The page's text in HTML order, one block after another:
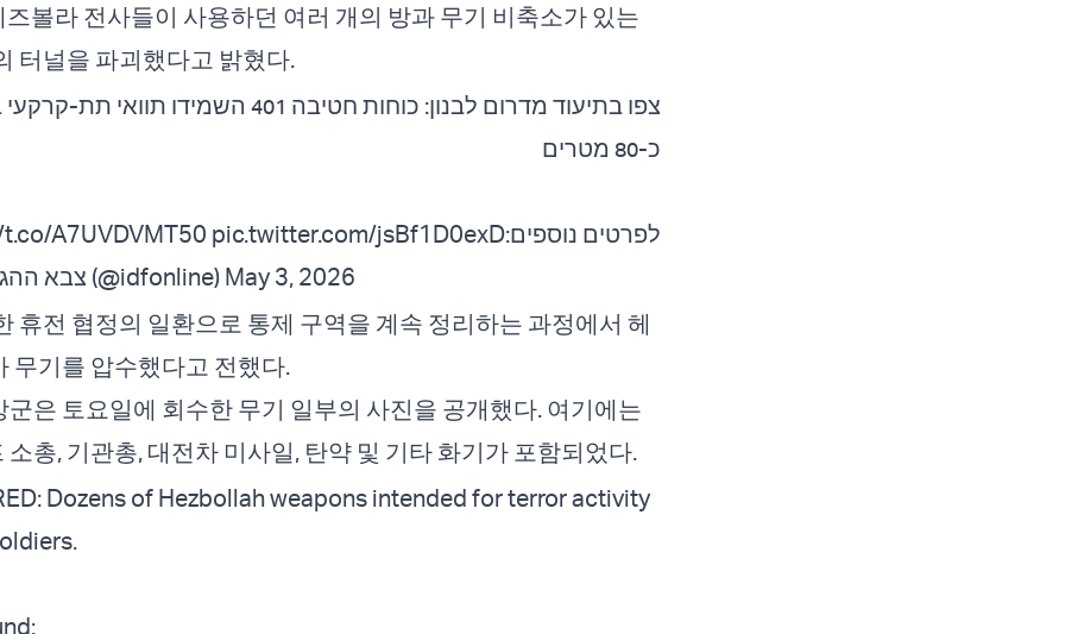
즈볼라 전사들이 사용하던 여러 개의 방과 무기 비축소가 있는
터널을 파괴했다고 밝혔다.
צפו בתיעוד מדרום לבנון: כוחות חטיבה 401 השמידו
כ-80 מטרים
לפרטים נוספים: A7UVDVMT50 pic.twitter.com/jsBf1D0exD
— צבא ההגנה לישראל (@idfonline) May 3, 2026
휴전 협정의 일환으로 통제 구역을 계속 정리하는 과정에서 헤
무기를 압수했다고 전했다.
군은 토요일에 회수한 무기 일부의 사진을 공개했다. 여기에는
총, 기관총, 대전차 미사일, 탄약 및 기타 화기가 포함되었다.
Dozens of Hezbollah weapons intended for terror activity